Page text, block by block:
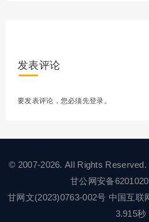
发表评论
要发表评论，您必须先登录。
© 2007-2026. All Rights Reserved.
甘公网安备
甘网文(2023)0763-002号 中国互联
3.915秒